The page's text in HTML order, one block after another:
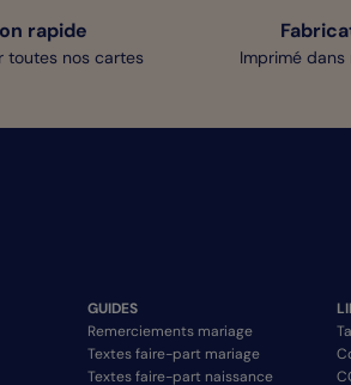
rapide
toutes nos cartes Imprimé dans
GUIDES
Remerciements mariage
Textes faire-part mariage
Textes faire-part naissance